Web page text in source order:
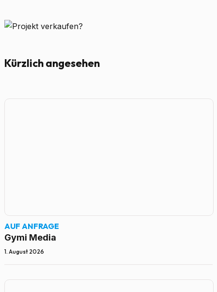
Kürzlich angesehen
AUF ANFRAGE
Gymi Media
1. August 2026